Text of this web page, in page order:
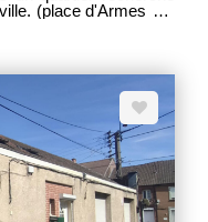
(place d'Armes à 5
belles dimensions et
étage est constitué :
faire office de
le bien dispose
privatif situé d'une
pouvez contacter
le site la Rhonelle
2063 DPE: D, GES: D
la charge du vendeur.